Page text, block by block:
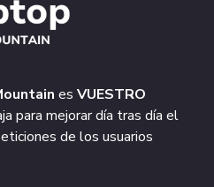
es VUESTRO
para mejorar día tras día el
de los usuarios